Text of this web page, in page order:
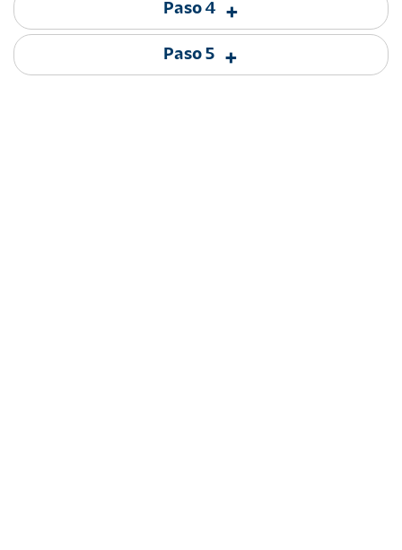
+
Paso 4
+
Paso 5